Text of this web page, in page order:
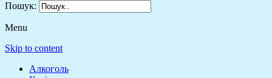
Пошук:
Menu
Skip to content
Алкоголь